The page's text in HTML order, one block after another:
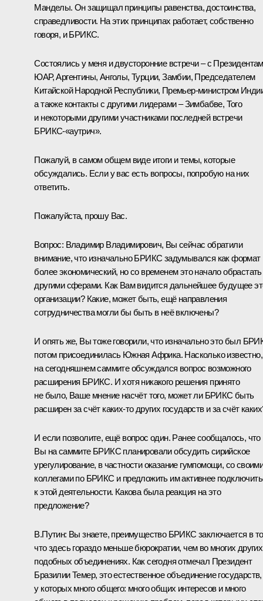
Манделы. Он защищал принципы равенства, достоинства,
справедливости. На этих принципах работает, собственно
говоря, и БРИКС.
Состоялись у меня и двусторонние встречи – с
ЮАР, Аргентины, Анголы, Турции, Замбии, Председателем
Китайской Народной Республики, Премьер-министром
а также контакты с другими лидерами – Зимбабве, Того
и некоторыми другими участниками последней встречи
БРИКС-«аутрич».
Пожалуй, в самом общем виде итоги и темы, которые
обсуждались. Если у вас есть вопросы, попробую на них
ответить.
Пожалуйста, прошу Вас.
Вопрос: Владимир Владимирович, Вы сейчас обратили
внимание, что изначально БРИКС задумывался как формат
более экономический, но со временем это начало обрастать
другими сферами. Как Вам видится дальнейшее будущее
организации? Какие, может быть, ещё направления
сотрудничества могли бы быть в неё включены?
И опять же, Вы тоже говорили, что изначально это был
потом присоединилась Южная Африка. Насколько известно,
на сегодняшнем саммите обсуждался вопрос возможного
расширения БРИКС. И хотя никакого решения принято
не было, Ваше мнение насчёт того, может ли БРИКС быть
расширен за счёт каких-то других государств и за счёт
И если позволите, ещё вопрос один. Ранее сообщалось, что
Вы на саммите БРИКС планировали обсудить сирийское
урегулирование, в частности оказание гумпомощи, со
коллегами по БРИКС и предложить им активнее
к этой деятельности. Какова была реакция на это
предложение?
В.Путин: Вы знаете, преимущество БРИКС заключается в
что здесь гораздо меньше бюрократии, чем во многих других
подобных объединениях. Как сегодня отмечал Президент
БразилииТемер, это естественное объединение государств,
у которых много общего: много общих интересов и много